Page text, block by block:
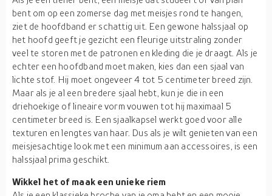
bent om op een zomerse dag met meisjes rond te hangen,
ziet de hoofdband er schattig uit. Een gewone halssjaal op
het hoofd geeft je gezicht een fleurige uitstraling zonder
veel te storen met de patronen en kleding die je draagt. Als je
echter een hoofdband moet maken, kies dan een sjaal van
lichte stof. Hij moet ongeveer 4 tot 5 centimeter breed zijn.
Maar als je al een bredere sjaal hebt, kun je die in een
driehoekige of lineaire vorm vouwen tot hij maximaal 5
centimeter breed is. Een sjaalkapsel werkt goed voor alle
texturen en lengtes van haar. Dus als je wilt genieten van een
meisjesachtige look met een minimum aan accessoires, is een
halssjaal prima geschikt.
Wikkel het of maak een unieke riem